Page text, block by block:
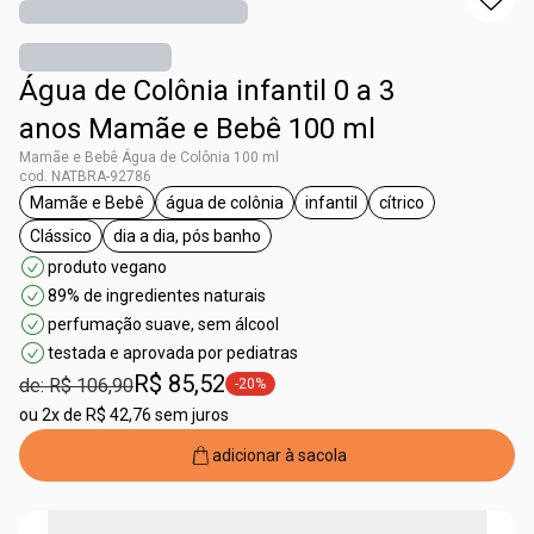
Água de Colônia infantil 0 a 3
anos Mamãe e Bebê 100 ml
Mamãe e Bebê Água de Colônia 100 ml
cod. NATBRA-92786
etiqueta Mamãe e Bebê
Mamãe e Bebê
etiqueta água de colônia
água de colônia
etiqueta infantil
infantil
etiqueta cítrico
cítrico
etiqueta Clássico
Clássico
etiqueta dia a dia, pós banho
dia a dia, pós banho
produto vegano
89% de ingredientes naturais
perfumação suave, sem álcool
testada e aprovada por pediatras
de: R$ 106,90R$ 85,52 etiqueta -20%
-20%
ou 2x de R$ 42,76 sem juros
adicionar à sacola